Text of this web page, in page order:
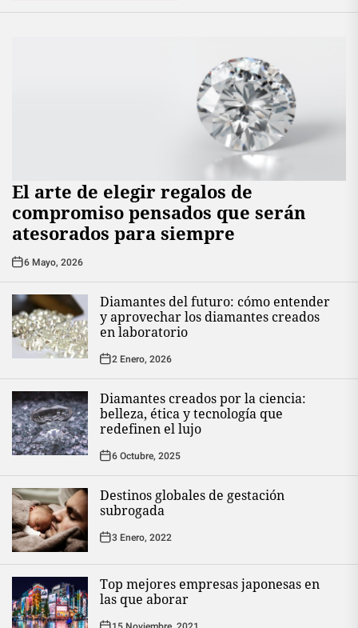
El arte de elegir regalos de
compromiso pensados que serán
atesorados para siempre
6 Mayo, 2026
Diamantes del futuro: cómo entender
y aprovechar los diamantes creados
en laboratorio
2 Enero, 2026
Diamantes creados por la ciencia:
belleza, ética y tecnología que
redefinen el lujo
6 Octubre, 2025
Destinos globales de gestación
subrogada
3 Enero, 2022
Top mejores empresas japonesas en
las que aborar